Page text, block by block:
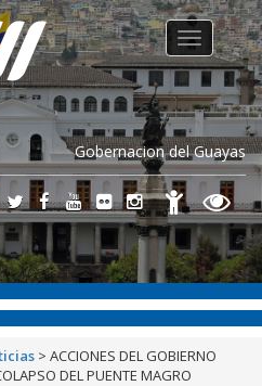
Gobernacion del Guayas
Toggle
navigation
> ACCIONES DEL GOBIERNO
DEL PUENTE MAGRO